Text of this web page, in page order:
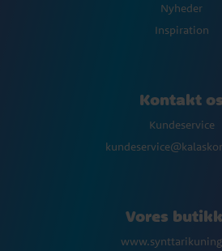
Nyheder
Inspiration
Kontakt os
Kundeservice
Vores